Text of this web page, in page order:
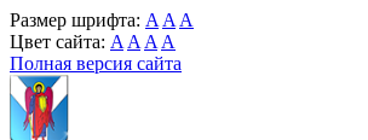
Размер шрифта: A A A
Цвет сайта: A A A A
Полная версия сайта